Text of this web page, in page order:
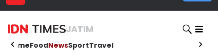
JATIM
HomeFoodNewsSportTravel